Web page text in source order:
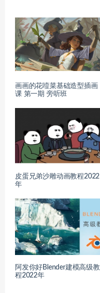
画画的花噎菜基础造型插画
课 第一期 旁听班
皮蛋兄弟沙雕动画教程2022
年
阿发你好Blender建模高级教
程2022年